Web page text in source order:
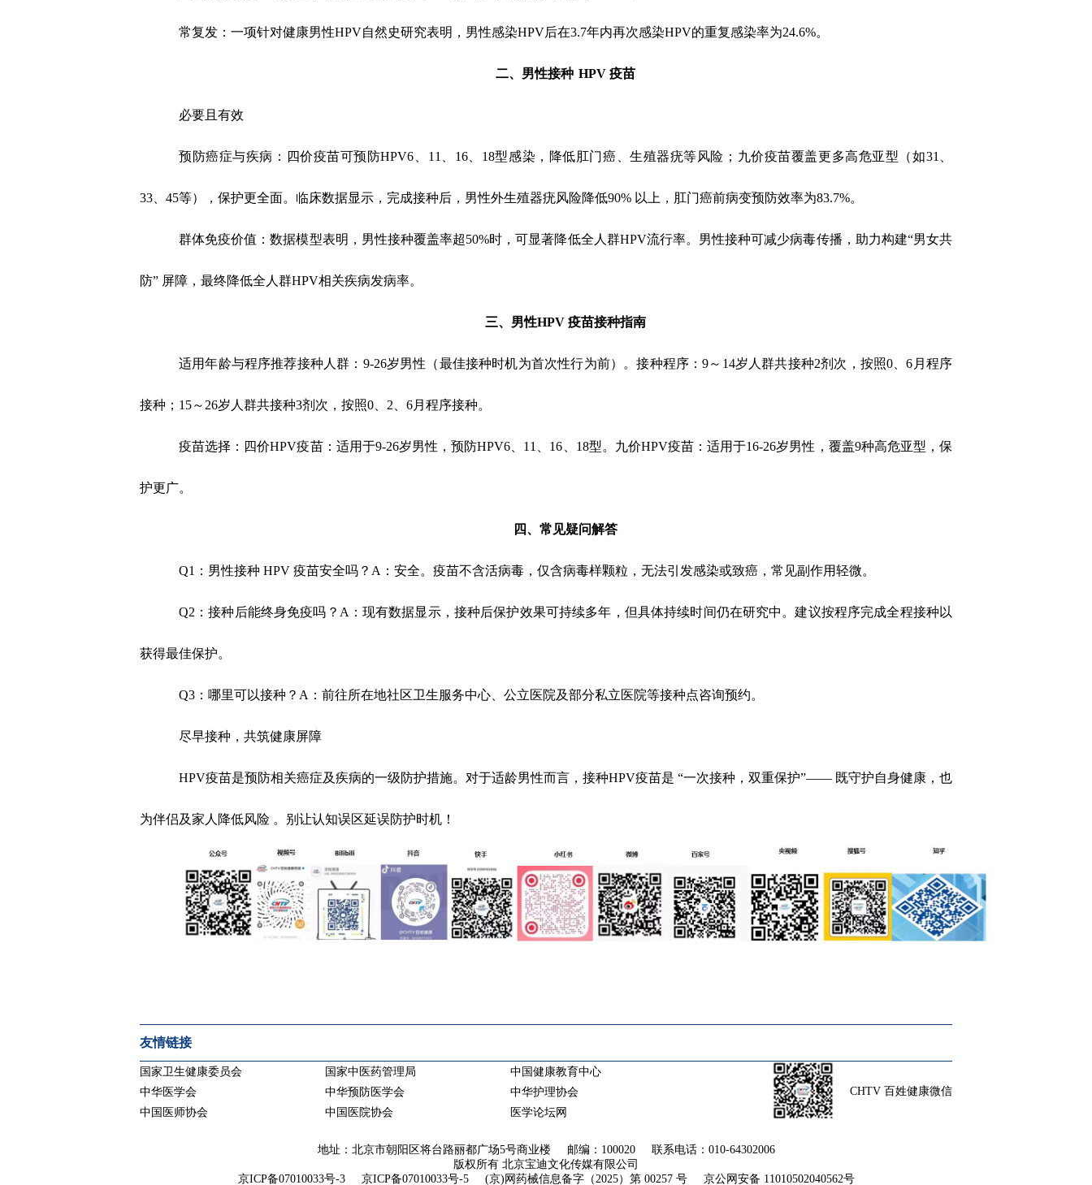
常复发： 一项针对健康男性HPV自然史研究表明，男性感染HPV后在3.7年内再次感染HPV的重复感染率为24.6%。
二、男性接种 HPV 疫苗
必要且有效
预防癌症与疾病： 四价疫苗可预防HPV6 11 16、 18型感染，降低肛门癌、生殖器疣等风险；九价疫苗覆盖更多高危亚型（如31
33 45等），保护更全面。临床数据显示，完成接种后，男性外生殖器疣风险降低90% 以上，肛门癌前病变预防效率为83.7%。
群体免疫价值：数据模型表明，男性接种覆盖率超50%时，可显著降低全人群HPV流行率。男性接种可减少病毒传播，助力构建“男女共
防” 屏障，最终降低全人群HPV相关疾病发病率。
三、男性HPV 疫苗接种指南
适用年龄与程序推荐接种人群： 9-26岁男性（最佳接种时机为首次性行为前）。接种程序：9～ 14岁人群共接种2剂次，按照0 、6 月程序
接种； 15～ 26岁人群共接种3剂次，按照0 2 6月程序接种。
疫苗选择： 四价HPV疫苗：适用于9-26岁男性，预防HPV6 11 16 18型。九价HPV疫苗：适用于16-26岁男性，覆盖9种高危亚型，保
护更广。
四、常见疑问解答
Q1 ：男性接种 HPV 疫苗安全吗？ A ： 安全。疫苗不含活病毒，仅含病毒样颗粒，无法引发感染或致癌，常见副作用轻微。
Q2 ：接种后能终身免疫吗？ A ： 现有数据显示，接种后保护效果可持续多年，但具体持续时间仍在研究中。建议按程序完成全程接种以
获得最佳保护。
Q3 ：哪里可以接种？ A ： 前往所在地社区卫生服务中心、公立医院及部分私立医院等接种点咨询预约。
尽早接种，共筑健康屏障
HPV疫苗是预防相关癌症及疾病的一级防护措施。对于适龄男性而言，接种HPV疫苗是 “一次接种，双重保护”—— 既守护自身健康，也
为伴侣及家人降低风险 。别让认知误区延误防护时机！
友情链接
国家卫生健康委员会 国家中医药管理局
中国健康教育中心
中华医学会
中华预防医学会
中华护理协会
中国医师协会
中国医院协会 医学论坛网
CHTV 百姓健康微信
地址：北京市朝阳区将台路丽都广场5号商业楼 邮编：100020 联系电话：010-64302006
版权所有 北京宝迪文化传媒有限公司
京ICP备07010033号-3
京ICP备07010033号-5 (京)网药械信息备字（2025）第 00257 号 京公网安备 11010502040562号